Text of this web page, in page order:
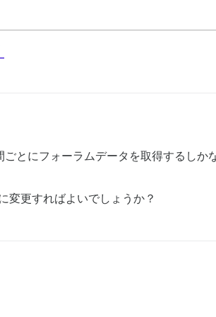
とにフォーラムデータを取得するしか
変更すればよいでしょうか？